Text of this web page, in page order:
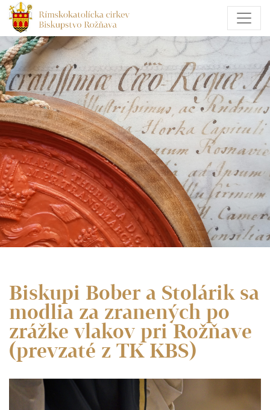
Biskupi Bober a Stolárik sa
modlia za zranených po
zrážke vlakov pri Rožňave
(prevzaté z TK KBS)